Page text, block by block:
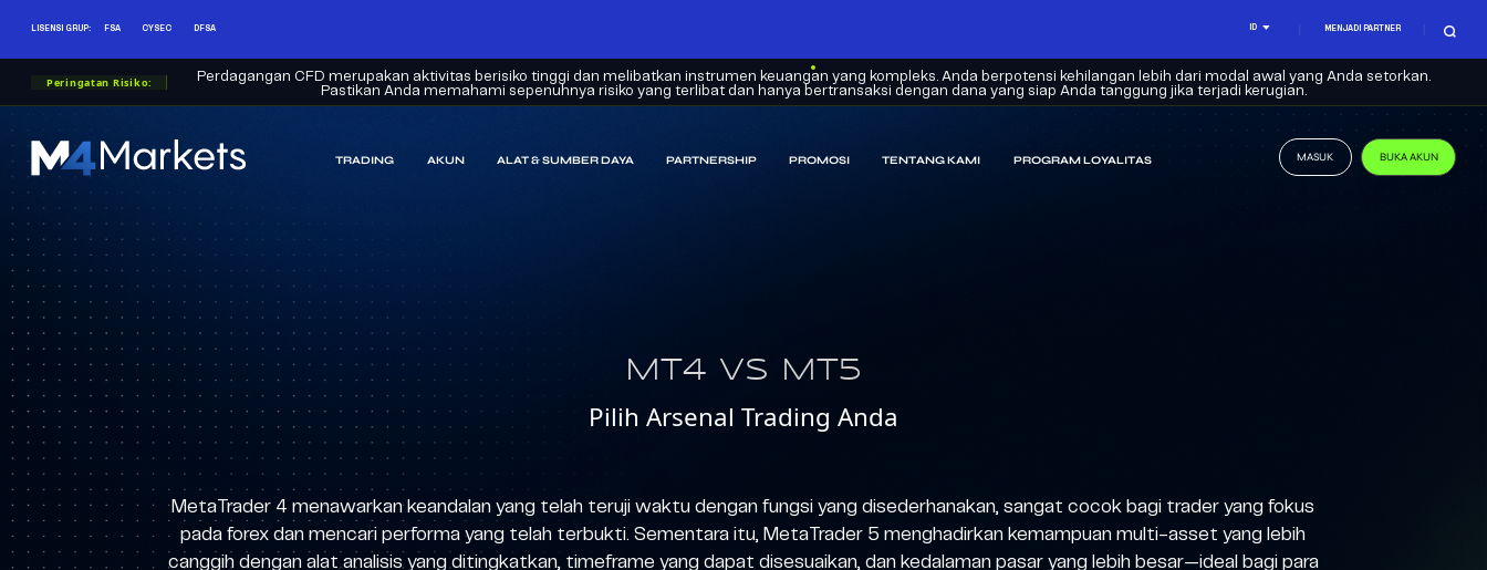
LISENSI GRUP: FSA CYSEC DFSA ID MENJADI PARTNER
Peringatan Risiko:
Perdagangan CFD merupakan aktivitas berisiko tinggi dan melibatkan instrumen keuangan yang kompleks. Anda berpotensi kehilangan lebih dari modal awal yang Anda setorkan.
Pastikan Anda memahami sepenuhnya risiko yang terlibat dan hanya bertransaksi dengan dana yang siap Anda tanggung jika terjadi kerugian.
M4Markets
CFD
Trading
Regulated
Broker
TRADING AKUN ALAT & SUMBER DAYA PARTNERSHIP PROMOSI TENTANG KAMI PROGRAM LOYALITAS MASUK BUKA AKUN
MT4 VS MT5
Pilih Arsenal Trading Anda
MetaTrader 4 menawarkan keandalan yang telah teruji waktu dengan fungsi yang disederhanakan, sangat cocok bagi trader yang fokus
pada forex dan mencari performa yang telah terbukti. Sementara itu, MetaTrader 5 menghadirkan kemampuan multi-asset yang lebih
canggih dengan alat analisis yang ditingkatkan, timeframe yang dapat disesuaikan, dan kedalaman pasar yang lebih besar—ideal bagi para